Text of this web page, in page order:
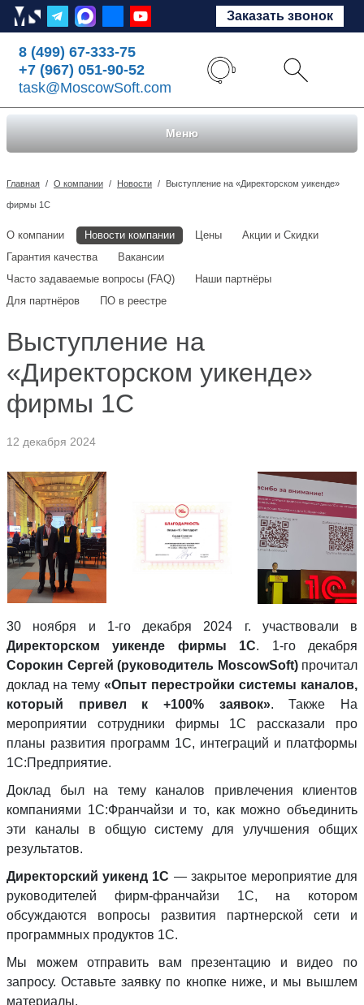
Заказать звонок
8 (499) 67-333-75
+7 (967) 051-90-52
task@MoscowSoft.com
Меню
Главная / О компании / Новости / Выступление на «Директорском уикенде»
фирмы 1С
О компании Новости компании Цены
Акции и Скидки
Гарантия качества
Вакансии
Часто задаваемые вопросы (FAQ)
Наши партнёры
Для партнёров
ПО в реестре
Выступление на
«Директорском уикенде»
фирмы 1С
12 декабря 2024
30 ноября и 1-го декабря 2024 г. участвовали в
Директорском уикенде фирмы 1С. 1-го декабря
Сорокин Сергей (руководитель MoscowSoft)прочитал
доклад на тему «Опыт перестройки системы каналов,
который привел к +100% заявок». Также На
мероприятии сотрудники фирмы 1С рассказали про
планы развития программ 1С, интеграций и платформы
1С:Предприятие.
Доклад был на тему каналов привлечения клиентов
компаниями 1С:Франчайзи и то, как можно объединить
эти каналы в общую систему для улучшения общих
результатов.
Директорский уикенд 1С — закрытое мероприятие для
руководителей фирм-франчайзи 1С, на котором
обсуждаются вопросы развития партнерской сети и
программных продуктов 1С.
Мы можем отправить вам презентацию и видео по
запросу. Оставьте заявку по кнопке ниже, и мы вышлем
материалы.